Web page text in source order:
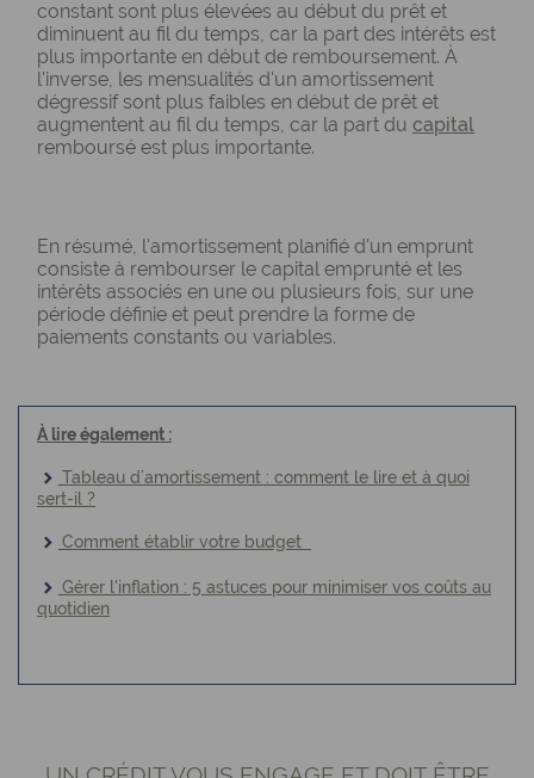
constant sont plus élevées au début du prêt et
diminuent au fil du temps, car la part des intérêts est
plus importante en début de remboursement. À
l'inverse, les mensualités d'un amortissement
dégressif sont plus faibles en début de prêt et
augmentent au fil du temps, car la part du capital
remboursé est plus importante.
En résumé, l'amortissement planifié d'un emprunt
consiste à rembourser le capital emprunté et les
intérêts associés en une ou plusieurs fois, sur une
période définie et peut prendre la forme de
paiements constants ou variables.
À lire également :
Tableau d’amortissement : comment le lire et à quoi
sert-il ?
Comment établir votre budget
Gérer l'inflation : 5 astuces pour minimiser vos coûts au
quotidien